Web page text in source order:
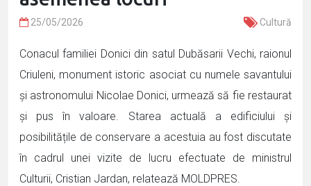
25/05/2026 Cultură
Conacul familiei Donici din satul Dubăsarii Vechi, raionul
Criuleni, monument istoric asociat cu numele savantului
și astronomului Nicolae Donici, urmează să fie restaurat
și pus în valoare. Starea actuală a edificiului și
posibilitățile de conservare a acestuia au fost discutate
în cadrul unei vizite de lucru efectuate de ministrul
Culturii, Cristian Jardan, relatează MOLDPRES.